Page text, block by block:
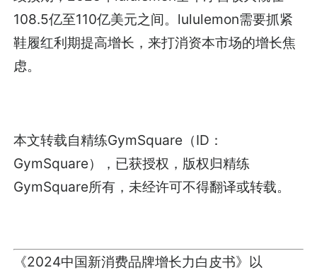
108.5亿至110亿美元之间。lululemon需要抓紧
鞋履红利期提高增长，来打消资本市场的增长焦
虑。
本文转载自精练GymSquare（ID：
GymSquare），已获授权，版权归精练
GymSquare所有，未经许可不得翻译或转载。
《2024中国新消费品牌增长力白皮书》以